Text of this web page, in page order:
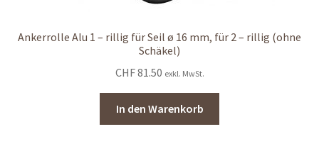
Ankerrolle Alu 1 – rillig für Seil ø 16 mm, für 2 – rillig (ohne
Schäkel)
CHF81.50 exkl. MwSt.
In den Warenkorb